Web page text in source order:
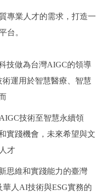
專業人才的需求，打造一
台。
技做為台灣AIGC的領導
運用於智慧醫療、智慧
技術至智慧永續領
實踐機會，未來希望與文
才
思維和實踐能力的臺灣
人AI技術與ESG實務的